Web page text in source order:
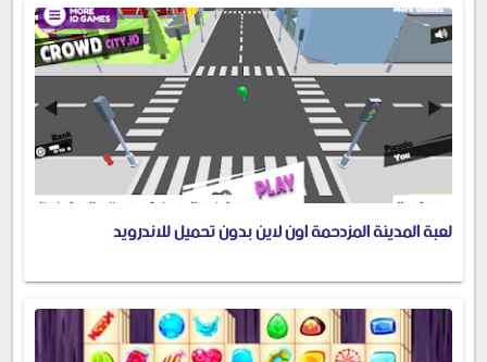
لعبة المدينة المزدحمة اون لاين بدون تحميل للاندرويد